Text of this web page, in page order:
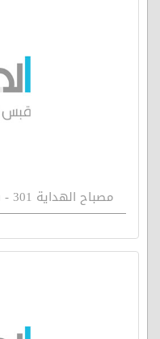
مصباح الهداية 301 - سماع الله تعالى عبده